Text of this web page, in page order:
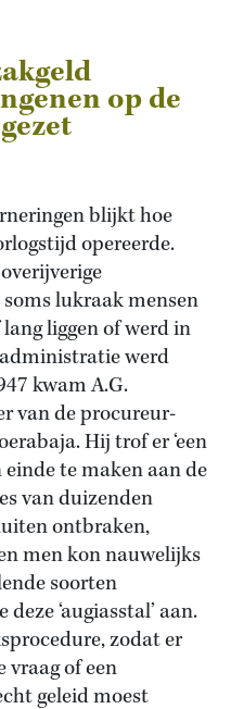
op de
blijkt hoe
opereerde.
lukraak mensen
liggen of werd in
werd
kwam A.G.
van de procureur-
Hij trof er ‘een
einde te maken aan de
van duizenden
ontbraken,
men kon nauwelijks
soorten
‘augiasstal’ aan.
zodat er
of een
geleid moest